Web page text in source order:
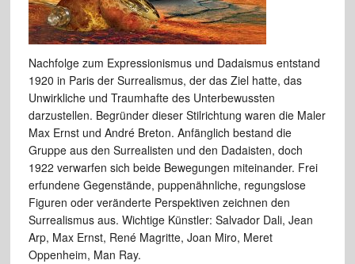
Nachfolge zum Expressionismus und Dadaismus entstand
1920 in Paris der Surrealismus, der das Ziel hatte, das
Unwirkliche und Traumhafte des Unterbewussten
darzustellen. Begründer dieser Stilrichtung waren die Maler
Max Ernst und André Breton. Anfänglich bestand die
Gruppe aus den Surrealisten und den Dadaisten, doch
1922 verwarfen sich beide Bewegungen miteinander. Frei
erfundene Gegenstände, puppenähnliche, regungslose
Figuren oder veränderte Perspektiven zeichnen den
Surrealismus aus. Wichtige Künstler: Salvador Dali, Jean
Arp, Max Ernst, René Magritte, Joan Miro, Meret
Oppenheim, Man Ray.